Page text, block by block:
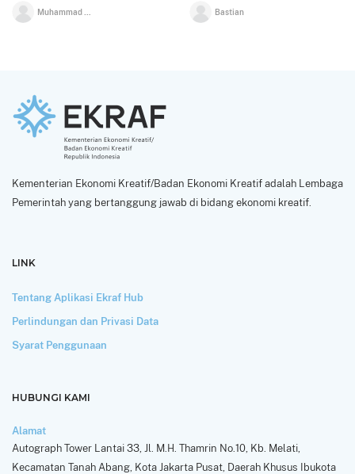
Bastian
Kementerian Ekonomi Kreatif/Badan Ekonomi Kreatif adalah Lembaga
Pemerintah yang bertanggung jawab di bidang ekonomi kreatif.
LINK
Tentang Aplikasi Ekraf Hub
Perlindungan dan Privasi Data
Syarat Penggunaan
HUBUNGI KAMI
Alamat
Autograph Tower Lantai 33, Jl. M.H. Thamrin No.10, Kb. Melati,
Kecamatan Tanah Abang, Kota Jakarta Pusat, Daerah Khusus Ibukota